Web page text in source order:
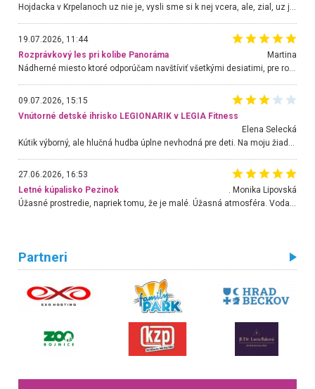
Hojdacka v Krpelanoch uz nie je, vysli sme si k nej vcera, ale, zial, uz je znicena. Ak sem planujete cestu len kvoli hojdacke, mozete si ju usetrit. Krasny vyhlad je tu vsak aj bez hojdacky :-)
19.07.2026, 11:44
Rozprávkový les pri kolibe Panoráma
Martina
Nádherné miesto ktoré odporúčam navštíviť všetkými desiatimi, pre rodiny s deťmi, dôchodcom... Proste a jednoducho ozaj rozprávkový les.. určite ešte prídeme. Odniesli sme si na pamiatku krásne tričká,
09.07.2026, 15:15
Vnútorné detské ihrisko LEGIONARIK v LEGIA Fitness
Elena Selecká
27.06.2026, 16:53
Letné kúpalisko Pezinok
. Monika Lipovská
Úžasné prostredie, napriek tomu, že je malé. Úžasná atmosféra. Voda fantastická a nádherná. Ľudí je pomerne veľa, ale su mili a ohľaduplní. Je veľmi zaujímavé sledovať, ako dokážu spolu športovať cudzí ľudia a bez ohľadu na vek. Vládne tu pohoda. Vnuka neviem dostať z vody. Ďakujem za krásny deň . Urcite sa sem vrátim. Jediný problém je s parkovaním, ale aj ten sa mi podarilo vyriešiť. Monika Bratislava
Partneri